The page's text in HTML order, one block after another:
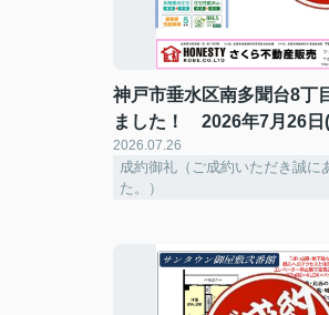
神戸市垂水区南多聞台8
ました！ 2026年7月26日
2026.07.26
成約御礼（ご成約いただき誠に
た。）